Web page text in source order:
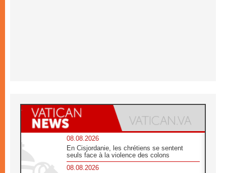
08.08.2026
En Cisjordanie, les chrétiens se sentent
seuls face à la violence des colons
08.08.2026